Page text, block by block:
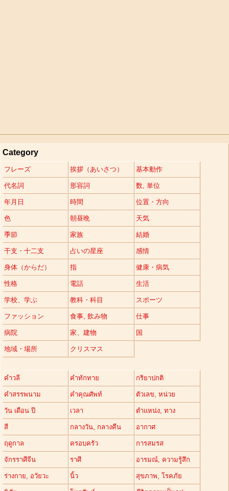
Category
フレーズ 挨拶（あいさつ） 基本動作
代名詞 形容詞 数, 単位
年月日 時間 位置・方向
色 朝昼晩 天気
季節 家族 結婚
干支・十二支 占いの星座 感情
身体（からだ） 指 健康・病気
性格 電話 生活
学校、学ぶ 教科・科目 スポーツ
ファッション 食事, 飲み物 仕事
病院 家、建物 国
地域・場所 クリスマス
คำวลี คำทักทาย กริยาปกติ
คำสรรพนาม คำคุณศัพท์ ตัวเลข, หน่วย
วัน เดือน ปี เวลา ตำแหน่ง, ทาง
สี กลางวัน, กลางคืน อากาศ
ฤดูกาล ครอบครัว การสมรส
จักรราศีจีน ราศี อารมณ์, ความรู้สึก
ร่างกาย, อวัยวะ นิ้ว สุขภาพ, โรคภัย